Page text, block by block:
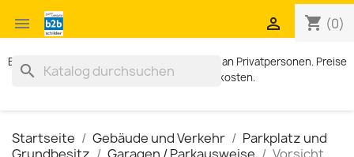
 shopping_cart (0)

Exklusiv für Geschäftskunden. Kein Verkauf an Privatpersonen. Preise
zzgl. MWST und Versandkosten.
search
Startseite Gebäude und Verkehr
Parkplatz und